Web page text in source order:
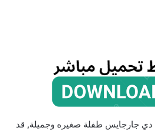
جارجايس طفلة صغيره وجميلة, قد